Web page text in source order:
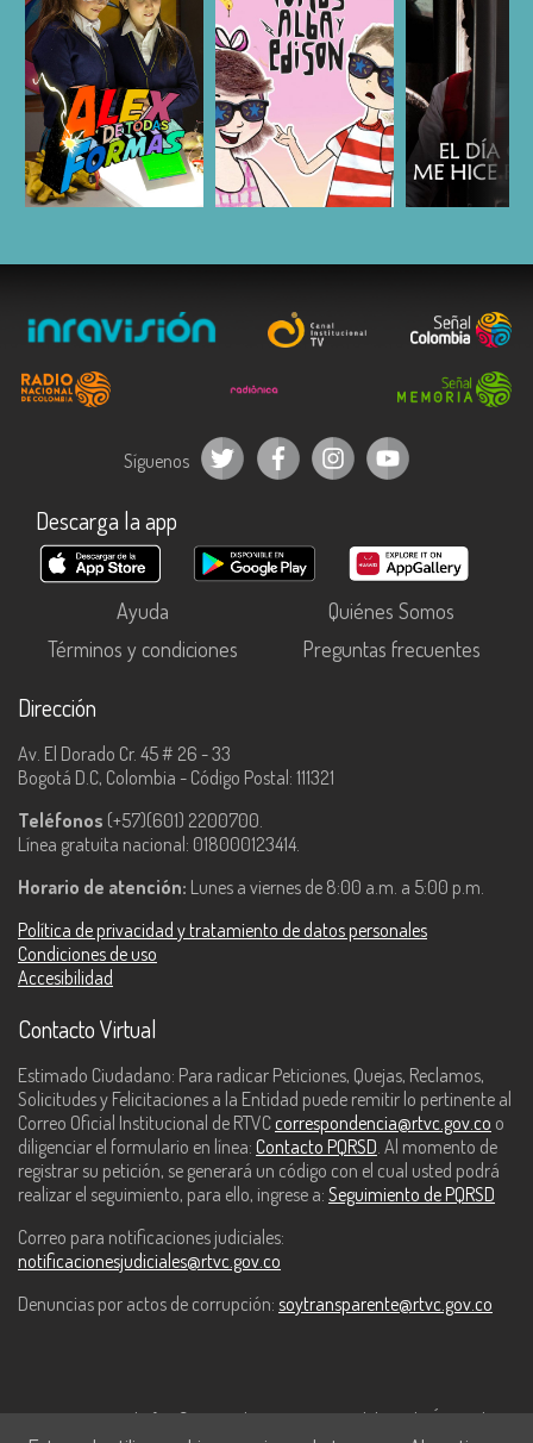
ESCUCHAR ESCUCHAR
Síguenos
Descarga la app
Ayuda
Quiénes Somos
Términos y condiciones
Preguntas frecuentes
Dirección
Av. El Dorado Cr. 45 # 26 - 33
Bogotá D.C, Colombia - Código Postal: 111321
Teléfonos (+57)(601) 2200700.
Línea gratuita nacional: 018000123414.
Horario de atención: Lunes a viernes de 8:00 a.m. a 5:00 p.m.
Política de privacidad y tratamiento de datos personales
Condiciones de uso
Accesibilidad
Contacto Virtual
Estimado Ciudadano: Para radicar Peticiones, Quejas, Reclamos,
Solicitudes y Felicitaciones a la Entidad puede remitir lo pertinente al
Correo Oficial Institucional de RTVC correspondencia@rtvc.gov.co o
diligenciar el formulario en línea: Contacto PQRSD . Al momento de
registrar su petición, se generará un código con el cual usted podrá
realizar el seguimiento, para ello, ingrese a: Seguimiento de PQRSD
Correo para notificaciones judiciales:
notificacionesjudiciales@rtvc.gov.co
Denuncias por actos de corrupción: soytransparente@rtvc.gov.co
Este contenido fue financiado con recursos del Fondo Único de